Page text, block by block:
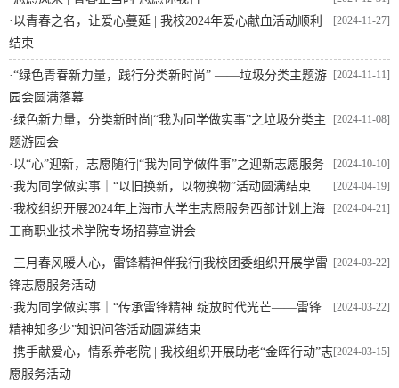
[2024-11-27]
· 以青春之名，让爱心蔓延 | 我校2024年爱心献血活动顺利
结束
[2024-11-11]
·“绿色青春新力量，践行分类新时尚” ——垃圾分类主题游
园会圆满落幕
[2024-11-08]
·绿色新力量，分类新时尚|“我为同学做实事”之垃圾分类主
题游园会
[2024-10-10]
· 以“心”迎新，志愿随行|“我为同学做件事”之迎新志愿服务
[2024-04-19]
·我为同学做实事｜“以旧换新，以物换物”活动圆满结束
[2024-04-21]
·我校组织开展2024年上海市大学生志愿服务西部计划上海
工商职业技术学院专场招募宣讲会
[2024-03-22]
· 三月春风暖人心，雷锋精神伴我行|我校团委组织开展学雷
锋志愿服务活动
[2024-03-22]
·我为同学做实事｜“传承雷锋精神 绽放时代光芒——雷锋
精神知多少”知识问答活动圆满结束
[2024-03-15]
·携手献爱心，情系养老院 | 我校组织开展助老“金晖行动”志
愿服务活动